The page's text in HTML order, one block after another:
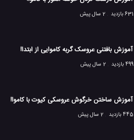
631 بازدید 2 سال پیش
آموزش بافتنی عروسک گربه کاموایی از ابتدا!
499 بازدید 2 سال پیش
آموزش ساختن خرگوش عروسکی کیوت با کاموا!
445 بازدید 2 سال پیش